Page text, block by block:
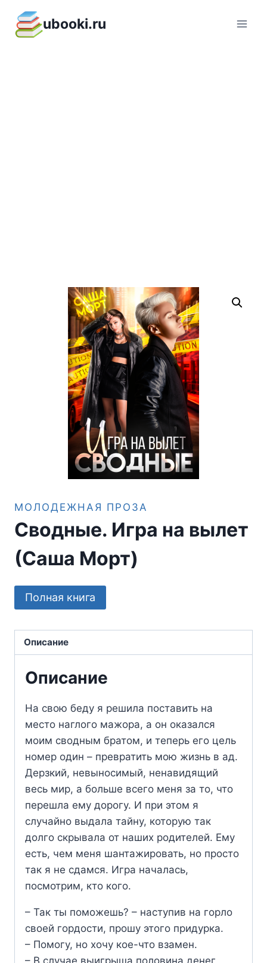
содержимому
ubooki.ru
МОЛОДЕЖНАЯ ПРОЗА
Сводные. Игра на вылет
(Саша Морт)
Полная книга
Описание
Описание
На свою беду я решила поставить на
место наглого мажора, а он оказался
моим сводным братом, и теперь его цель
номер один – превратить мою жизнь в ад.
Дерзкий, невыносимый, ненавидящий
весь мир, а больше всего меня за то, что
перешла ему дорогу. И при этом я
случайно выдала тайну, которую так
долго скрывала от наших родителей. Ему
есть, чем меня шантажировать, но просто
так я не сдамся. Игра началась,
посмотрим, кто кого.
– Так ты поможешь? – наступив на горло
своей гордости, прошу этого придурка.
– Помогу, но хочу кое-что взамен.
– В случае выигрыша половина денег